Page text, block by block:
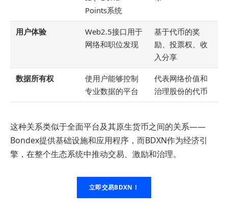
Points系统
用户体验
Web2.5接口用于
网络和职位发现
基于代币的奖
励、投票权、收
入分享
数据所有权
使用户能够控制
专业数据的平台
代表网络价值和
治理股份的代币
这种关系类似于全面平台及其原生货币之间的关系——
Bondex提供基础设施和应用程序，而BDXN作为经济引
擎，在整个生态系统中推动交易、激励和治理。
立即交易BDXN！